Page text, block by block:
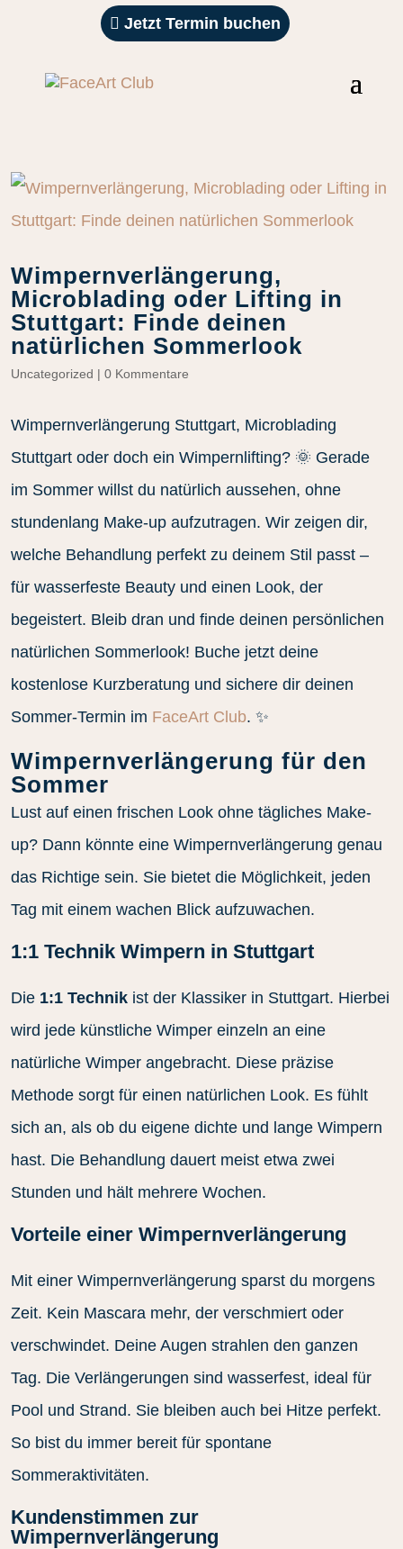
Jetzt Termin buchen
Wimpernverlängerung,
Microblading oder Lifting in
Stuttgart: Finde deinen
natürlichen Sommerlook
Uncategorized | 0 Kommentare
Wimpernverlängerung Stuttgart, Microblading
Stuttgart oder doch ein Wimpernlifting? 🌞 Gerade
im Sommer willst du natürlich aussehen, ohne
stundenlang Make-up aufzutragen. Wir zeigen dir,
welche Behandlung perfekt zu deinem Stil passt –
für wasserfeste Beauty und einen Look, der
begeistert. Bleib dran und finde deinen persönlichen
natürlichen Sommerlook! Buche jetzt deine
kostenlose Kurzberatung und sichere dir deinen
Sommer-Termin im FaceArt Club. ✨
Wimpernverlängerung für den
Sommer
Lust auf einen frischen Look ohne tägliches Make-
up? Dann könnte eine Wimpernverlängerung genau
das Richtige sein. Sie bietet die Möglichkeit, jeden
Tag mit einem wachen Blick aufzuwachen.
1:1 Technik Wimpern in Stuttgart
Die 1:1 Technik ist der Klassiker in Stuttgart. Hierbei
wird jede künstliche Wimper einzeln an eine
natürliche Wimper angebracht. Diese präzise
Methode sorgt für einen natürlichen Look. Es fühlt
sich an, als ob du eigene dichte und lange Wimpern
hast. Die Behandlung dauert meist etwa zwei
Stunden und hält mehrere Wochen.
Vorteile einer Wimpernverlängerung
Mit einer Wimpernverlängerung sparst du morgens
Zeit. Kein Mascara mehr, der verschmiert oder
verschwindet. Deine Augen strahlen den ganzen
Tag. Die Verlängerungen sind wasserfest, ideal für
Pool und Strand. Sie bleiben auch bei Hitze perfekt.
So bist du immer bereit für spontane
Sommeraktivitäten.
Kundenstimmen zur
Wimpernverlängerung